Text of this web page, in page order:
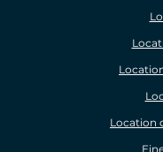
Location